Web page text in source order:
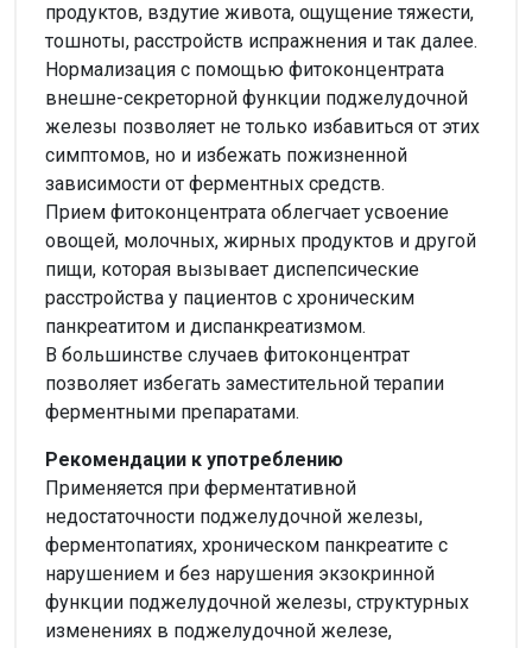
продуктов, вздутие живота, ощущение тяжести,
тошноты, расстройств испражнения и так далее.
Нормализация с помощью фитоконцентрата
внешне-секреторной функции поджелудочной
железы позволяет не только избавиться от этих
симптомов, но и избежать пожизненной
зависимости от ферментных средств.
Прием фитоконцентрата облегчает усвоение
овощей, молочных, жирных продуктов и другой
пищи, которая вызывает диспепсические
расстройства у пациентов с хроническим
панкреатитом и диспанкреатизмом.
В большинстве случаев фитоконцентрат
позволяет избегать заместительной терапии
ферментными препаратами.
Рекомендации к употреблению
Применяется при ферментативной
недостаточности поджелудочной железы,
ферментопатиях, хроническом панкреатите с
нарушением и без нарушения экзокринной
функции поджелудочной железы, структурных
изменениях в поджелудочной железе,